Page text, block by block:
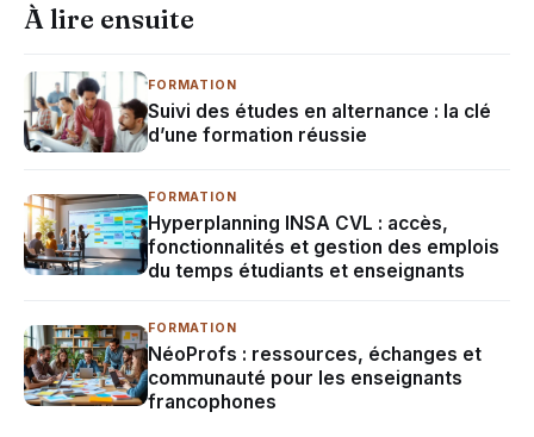
À lire ensuite
FORMATION
Suivi des études en alternance : la clé
d’une formation réussie
FORMATION
Hyperplanning INSA CVL : accès,
fonctionnalités et gestion des emplois
du temps étudiants et enseignants
FORMATION
NéoProfs : ressources, échanges et
communauté pour les enseignants
francophones